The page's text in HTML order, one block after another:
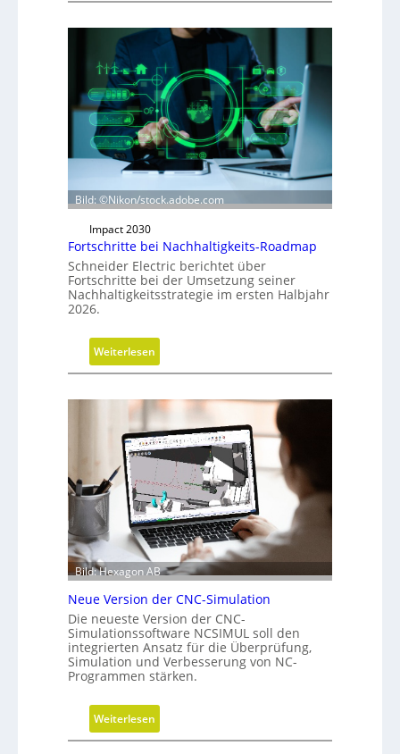
u
s
r
i
c
h
u
g
d
e
r
e
c
ä
f
t
s
f
ü
h
r
u
n
g
Bild: ©Nikon/stock.adobe.com
Impact 2030
Fortschritte bei Nachhaltigkeits-Roadmap
Schneider Electric berichtet über
Fortschritte bei der Umsetzung seiner
Nachhaltigkeitsstrategie im ersten Halbjahr
2026.
Weiterlesen
F
r
t
s
c
h
r
i
t
e
b
e
i
N
a
h
a
Bild: Hexagon AB
Neue Version der CNC-Simulation
Die neueste Version der CNC-
Simulationssoftware NCSIMUL soll den
integrierten Ansatz für die Überprüfung,
Simulation und Verbesserung von NC-
Programmen stärken.
Weiterlesen
N